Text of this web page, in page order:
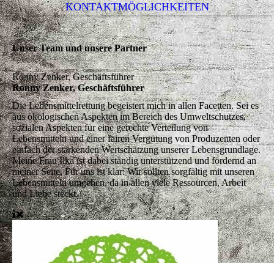
KONTAKTMÖGLICHKEITEN
Unser Team und unsere Partner
Ronny Zenker, Geschäftsführer
Ronny Zenker, Geschäftsführer
Die Lebensmittelrettung begeistert mich in allen Facetten. Sei es
aus ökologischen Aspekten im Bereich des Umweltschutzes,
sozialen Aspekten für eine gerechte Verteilung von
Lebensmitteln und einer fairen Vergütung von Produzenten oder
einfach der stärkenden Wertschätzung unserer Lebensgrundlage.
Meine Frau Ilka ist dabei ständig unterstützend und fördernd an
meiner Seite. Für uns ist klar: Wir sollten sorgfältig mit unseren
Lebensmitteln umgehen, da in allen viele Ressourcen, Arbeit
und Liebe steckt.